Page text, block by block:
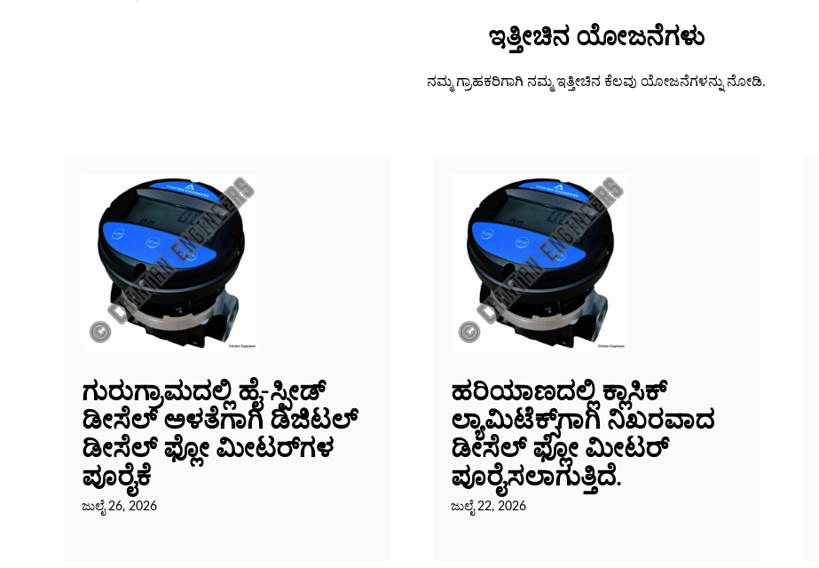
ಇತ್ತೀಚಿನ ಯೋಜನೆಗಳು
ನಮ್ಮ ಗ್ರಾಹಕರಿಗಾಗಿ ನಮ್ಮ ಇತ್ತೀಚಿನ ಕೆಲವು ಯೋಜನೆಗಳನ್ನು ನೋಡಿ.
ಗುರುಗ್ರಾಮದಲ್ಲಿ ಹೈ-ಸ್ಪೀಡ್
ಡೀಸೆಲ್ ಅಳತೆಗಾಗಿ ಡಿಜಿಟಲ್
ಡೀಸೆಲ್ ಫ್ಲೋ ಮೀಟರ್‌ಗಳ
ಪೂರೈಕೆ
ಜುಲೈ 26, 2026
ಹರಿಯಾಣದಲ್ಲಿ ಕ್ಲಾಸಿಕ್
ಲ್ಯಾಮಿಟೆಕ್ಸ್‌ಗಾಗಿ ನಿಖರವಾದ
ಡೀಸೆಲ್ ಫ್ಲೋ ಮೀಟರ್
ಪೂರೈಸಲಾಗುತ್ತಿದೆ.
ಜುಲೈ 22, 2026